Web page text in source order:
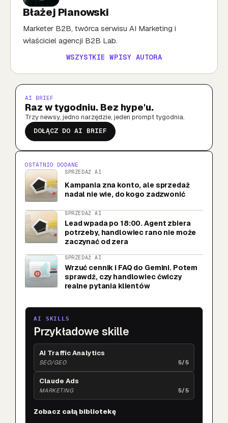
Błażej Pianowski
Marketer B2B, twórca serwisu AI Marketing i
właściciel agencji B2B Lab.
WSZYSTKIE WPISY AUTORA
AI BRIEF
Raz w tygodniu. Bez hype'u.
Trzy newsy, jedno narzędzie, jeden prompt tygodnia.
DOŁĄCZ DO AI BRIEF
OSTATNIO DODANE
SPRZEDAŻ AI
Kampania zna konto, ale sprzedaż
nadal nie wie, do kogo zadzwonić
SPRZEDAŻ AI
Lead wpada po 18:00. Agent zbiera
potrzeby, handlowiec rano nie może
zaczynać od zera
SPRZEDAŻ AI
Wrzuć cennik i FAQ do Gemini. Potem
sprawdź, czy handlowiec ćwiczy
realne pytania klientów
AI SKILLS
Przykładowe skille
AI Traffic Analytics
SEO/GEO 5/5
Claude Ads
MARKETING 5/5
Zobacz całą bibliotekę